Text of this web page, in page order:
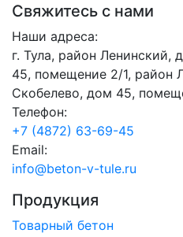
Свяжитесь с нами
Наши адреса:
г. Тула, район Ленинский,
45, помещение 2/1, район
Скобелево, дом 45,
Телефон:
+7 (4872) 63-69-45
Email:
info@beton-v-tule.ru
Продукция
Товарный бетон